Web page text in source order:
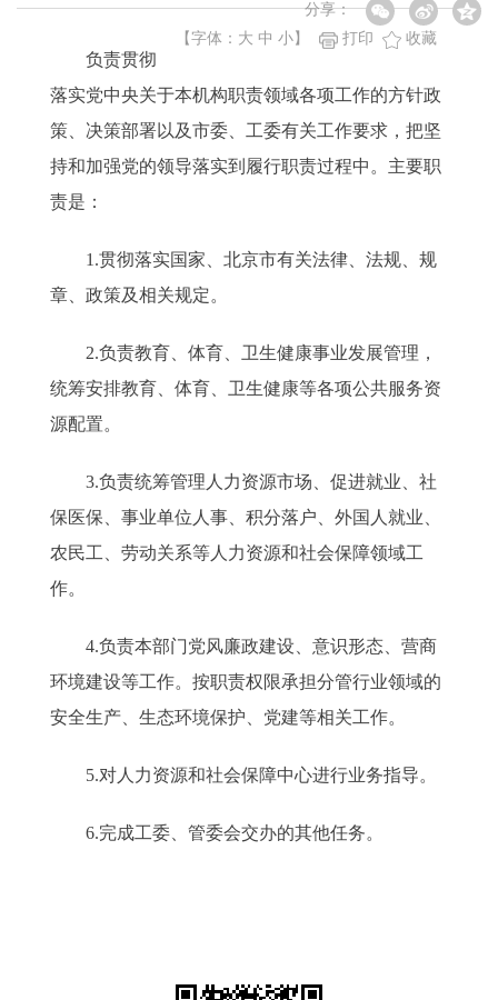
分享：
【字体： 大 中 小 】 打印 收藏
负责贯彻
落实党中央关于本机构职责领域各项工作的方针政
策、决策部署以及市委、工委有关工作要求，把坚
持和加强党的领导落实到履行职责过程中。主要职
责是：
1.贯彻落实国家、北京市有关法律、法规、规
章、政策及相关规定。
2.负责教育、体育、卫生健康事业发展管理，
统筹安排教育、体育、卫生健康等各项公共服务资
源配置。
3.负责统筹管理人力资源市场、促进就业、社
保医保、事业单位人事、积分落户、外国人就业、
农民工、劳动关系等人力资源和社会保障领域工
作。
4.负责本部门党风廉政建设、意识形态、营商
环境建设等工作。按职责权限承担分管行业领域的
安全生产、生态环境保护、党建等相关工作。
5.对人力资源和社会保障中心进行业务指导。
6.完成工委、管委会交办的其他任务。